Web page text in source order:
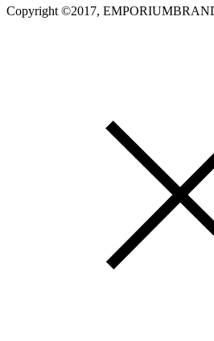
Copyright ©2017,